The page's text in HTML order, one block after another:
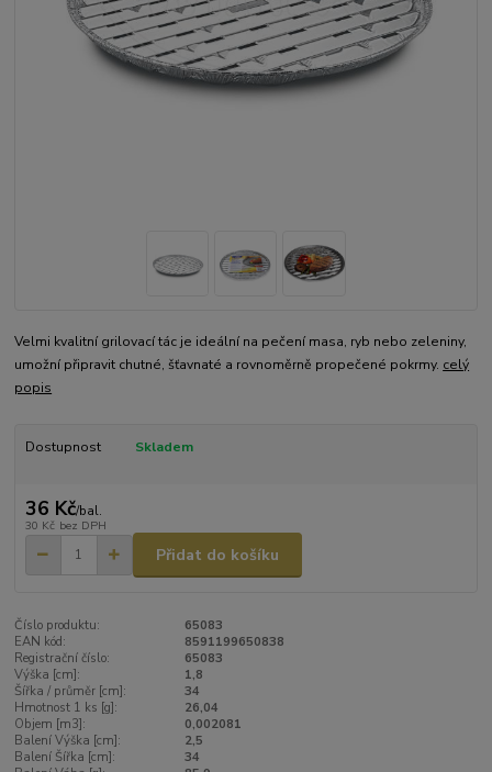
Velmi kvalitní grilovací tác je ideální na pečení masa, ryb nebo zeleniny,
umožní připravit chutné, šťavnaté a rovnoměrně propečené pokrmy. celý
popis
Dostupnost Skladem
36 Kč/bal.
30 Kč bez DPH
Přidat do košíku
Číslo produktu:
65083
EAN kód:
8591199650838
Registrační číslo:
65083
Výška [cm]:
1,8
Šířka / průměr [cm]:
34
Hmotnost 1 ks [g]:
26,04
Objem [m3]:
0,002081
Balení Výška [cm]:
2,5
Balení Šířka [cm]:
34